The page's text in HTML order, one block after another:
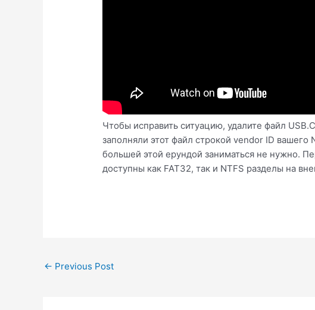
Чтобы исправить ситуацию, удалите файл
заполняли этот файл строкой vendor ID вашего
большей этой ерундой заниматься не нужно.
доступны как FAT32, так и NTFS разделы на
Post
← Previous Post